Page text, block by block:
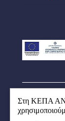
Στη ΚΕΠΑ